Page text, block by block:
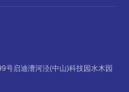
号启迪漕河泾(中山)科技园水木园